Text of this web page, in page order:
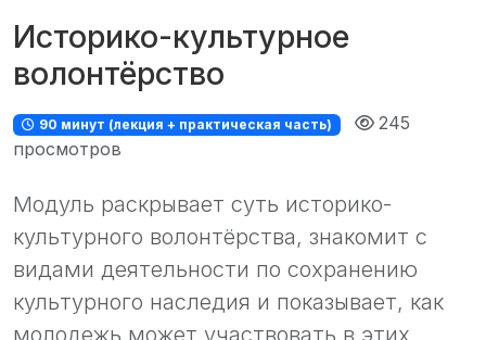
Историко-культурное
волонтёрство
90 минут (лекция + практическая часть)
245
просмотров
Модуль раскрывает суть историко-
культурного волонтёрства, знакомит с
видами деятельности по сохранению
культурного наследия и показывает, как
молодежь может участвовать в этих